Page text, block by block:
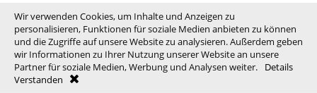
Wir verwenden Cookies, um Inhalte und Anzeigen zu
personalisieren, Funktionen für soziale Medien anbieten zu können
und die Zugriffe auf unsere Website zu analysieren. Außerdem geben
wir Informationen zu Ihrer Nutzung unserer Website an unsere
Partner für soziale Medien, Werbung und Analysen weiter.
Details
Verstanden